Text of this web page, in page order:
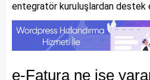
entegratör kuruluşlardan destek
e-Fatura ne işe